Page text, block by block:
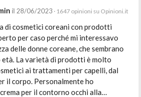
il 28/06/2023 · 1647 opinioni su Opinioni.it
di cosmetici coreani con prodotti
per caso perché mi interessavo
delle donne coreane, che sembrano
La varietà di prodotti è molto
ai trattamenti per capelli, dal
il corpo. Personalmente ho
per il contorno occhi alla…